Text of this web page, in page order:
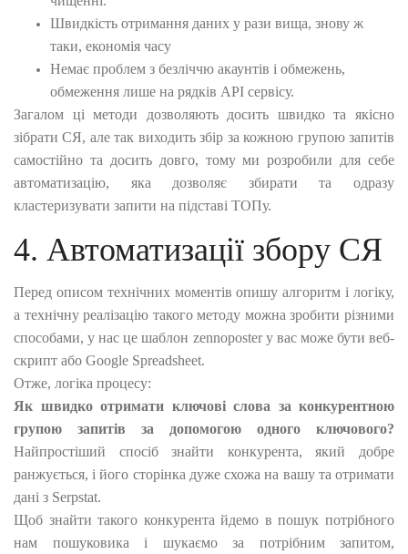
Швидкість отримання даних у рази вища, знову ж
таки, економія часу
Немає проблем з безліччю акаунтів і обмежень,
обмеження лише на рядків API сервісу.
Загалом ці методи дозволяють досить швидко та якісно
зібрати СЯ, але так виходить збір за кожною групою запитів
самостійно та досить довго, тому ми розробили для себе
автоматизацію, яка дозволяє збирати та одразу
кластеризувати запити на підставі ТОПу.
4. Автоматизації збору СЯ
Перед описом технічних моментів опишу алгоритм і логіку,
а технічну реалізацію такого методу можна зробити різними
способами, у нас це шаблон zennoposter у вас може бути веб-
скрипт або Google Spreadsheet.
Отже, логіка процесу:
Як швидко отримати ключові слова за конкурентною
групою запитів за допомогою одного ключового?
Найпростіший спосіб знайти конкурента, який добре
ранжується, і його сторінка дуже схожа на вашу та отримати
дані з Serpstat.
Щоб знайти такого конкурента йдемо в пошук потрібного
нам пошуковика і шукаємо за потрібним запитом,